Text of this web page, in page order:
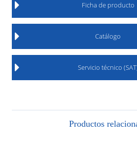
Ficha de producto
Catálogo
Servicio técnico
Productos